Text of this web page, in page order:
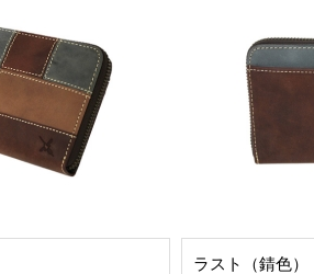
ラスト（錆色）